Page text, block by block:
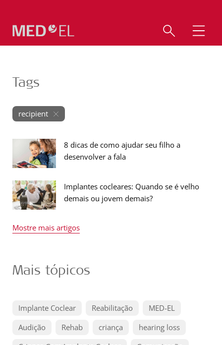
Tags
recipient
8 dicas de como ajudar seu filho a
desenvolver a fala
Implantes cocleares: Quando se é velho
demais ou jovem demais?
Mostre mais artigos
Mais tópicos
Implante Coclear Reabilitação
MED-EL
Audição
Rehab criança
hearing loss